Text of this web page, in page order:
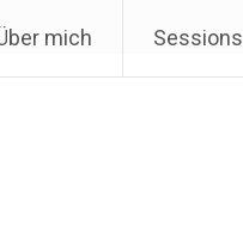
mich Sessions